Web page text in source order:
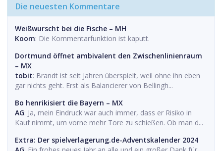
Die neuesten Kommentare
Weißwurscht bei die Fische – MH
Koom: Die Kommentarfunktion ist kaputt.
Dortmund öffnet ambivalent den Zwischenlinienraum
– MX
tobit: Brandt ist seit Jahren überspielt, weil ohne ihn eben
gar nichts geht. Erst als Balancierer von Bellingh...
Bo henrikisiert die Bayern – MX
AG: Ja, mein Eindruck war auch immer, dass er Risiko in
Kauf nimmt, um vorne mehr Tore zu schießen. Ob man d...
Extra: Der spielverlagerung.de-Adventskalender 2024